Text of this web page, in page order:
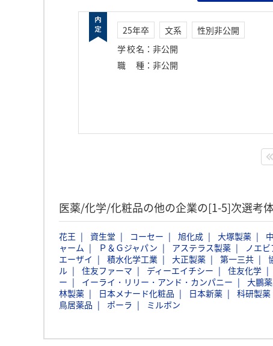
25年卒 文系
性別非公開
学校名 ： 非公開
職種 ： 非公開
医薬/化学/化粧品の他の企業の[1-5]次選考
花王 資生堂 コーセー 旭化成 大塚製薬
ャーム
Ｐ＆Ｇジャパン アステラス製薬 ノエビ
エーザイ
積水化学工業 大正製薬 第一三共
ル
住友ファーマ ディーエイチシー 住友化学
ー
イーライ・リリー・アンド・カンパニー 大鵬
林製薬
日本メナード化粧品 日本新薬 科研製薬
鳥居薬品
ポーラ ミルボン